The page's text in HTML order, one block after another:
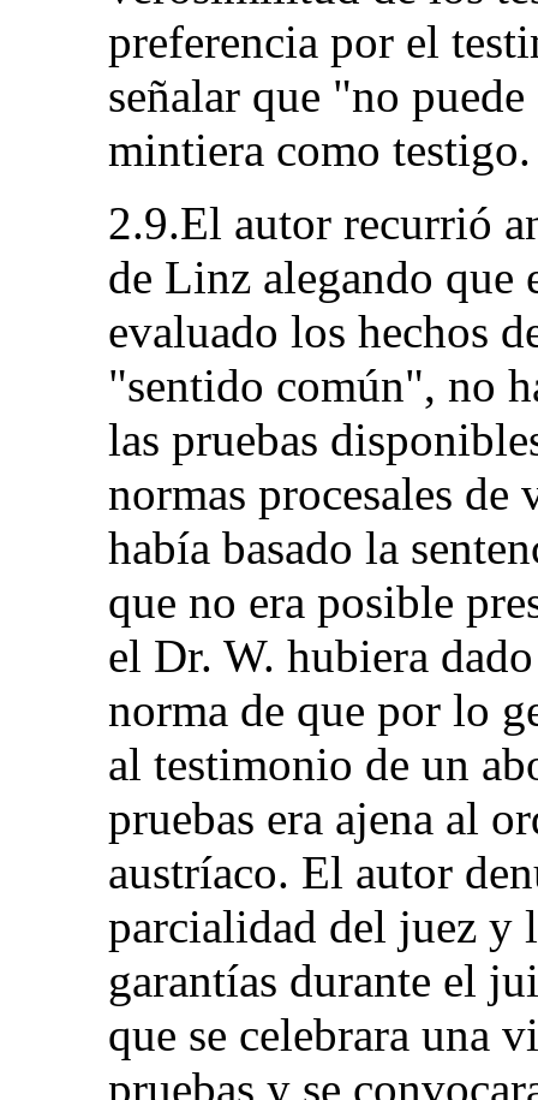
preferencia por el
señalar que "no
mintiera como testigo.
2.9.El autor recurrió
de Linz alegando que
evaluado los hechos
"sentido común", no
las pruebas
normas procesales de
había basado la
que no era posible
el Dr. W. hubiera
norma de que por lo
al testimonio de un
pruebas era ajena al
austríaco. El autor
parcialidad del juez y
garantías durante el
que se celebrara una
pruebas y se